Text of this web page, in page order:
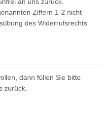
Ziffern 1-2 nicht
des Widerrufsrechts
dann füllen Sie bitte
zurück.